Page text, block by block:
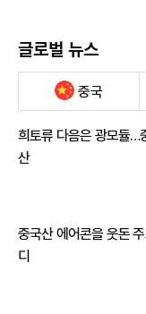
글로벌 뉴스
중국
희토류 다음은 광모듈…
산
중국산 에어콘을 웃돈
디